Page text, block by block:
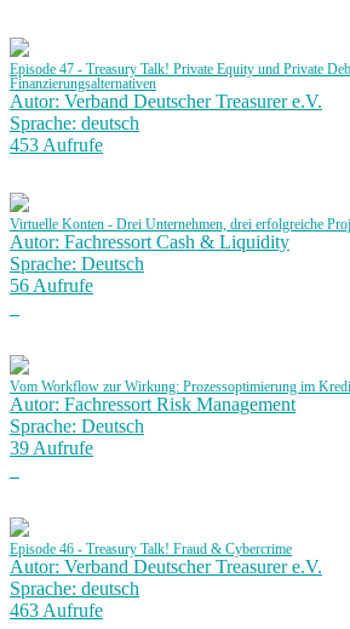
Episode 47 - Treasury Talk! Private Equity und Private
Finanzierungsalternativen
Autor: Verband Deutscher Treasurer e.V.
Sprache: deutsch
453 Aufrufe
Virtuelle Konten - Drei Unternehmen, drei erfolgreiche
Autor: Fachressort Cash & Liquidity
Sprache: Deutsch
56 Aufrufe
Vom Workflow zur Wirkung: Prozessoptimierung im
Autor: Fachressort Risk Management
Sprache: Deutsch
39 Aufrufe
Episode 46 - Treasury Talk! Fraud & Cybercrime
Autor: Verband Deutscher Treasurer e.V.
Sprache: deutsch
463 Aufrufe